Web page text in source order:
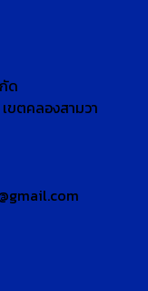
ด
ขตคลองสามวา